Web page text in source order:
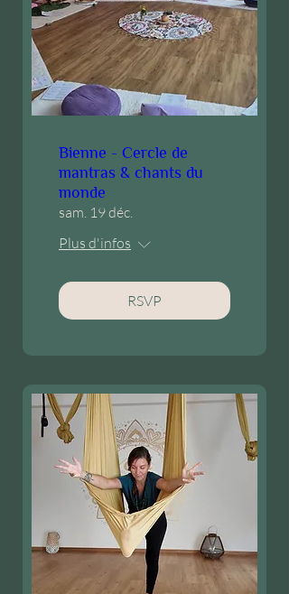
Bienne - Cercle de
mantras & chants du
monde
sam. 19 déc.
Plus d'infos
RSVP